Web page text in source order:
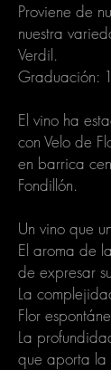
Proviene de
nuestra
Verdil.
Graduación:
El vino ha
con Velo de
en barrica
Fondillón.
Un vino que
El aroma de
de expresar
La
Flor
La
que aporta la